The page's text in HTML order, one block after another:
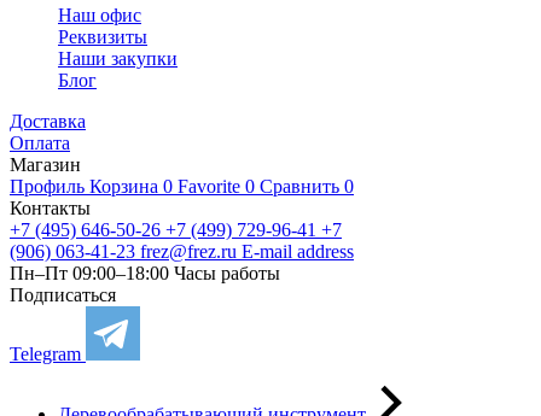
Наш офис
Реквизиты
Наши закупки
Блог
Доставка
Оплата
Магазин
Профиль Корзина 0 Favorite 0 Сравнить 0
Контакты
+7 (495) 646-50-26 +7 (499) 729-96-41 +7
(906) 063-41-23 frez@frez.ru E-mail address
Пн–Пт 09:00–18:00 Часы работы
Подписаться
Telegram